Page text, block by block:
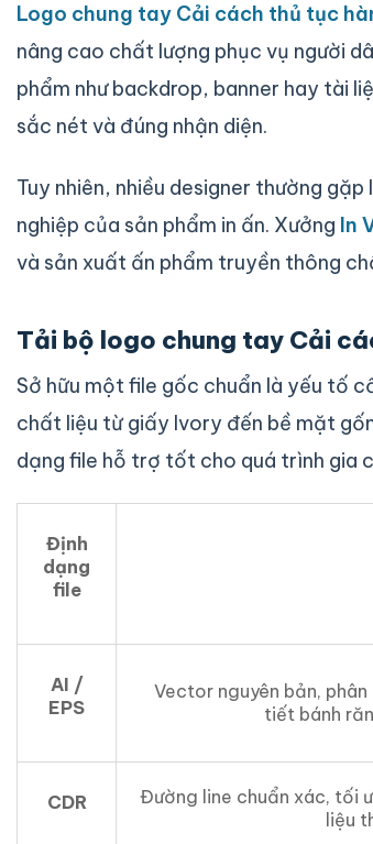
Logo chung tay Cải cách thủ tục
nâng cao chất lượng phục vụ người
phẩm như backdrop, banner hay tài
sắc nét và đúng nhận diện.
Tuy nhiên, nhiều designer thường
nghiệp của sản phẩm in ấn. Xưởng In
và sản xuất ấn phẩm truyền thông
Tải bộ logo chung tay Cải
Sở hữu một file gốc chuẩn là yếu tố
chất liệu từ giấy Ivory đến bề mặt
dạng file hỗ trợ tốt cho quá trình gia
Định
dạng
file
AI /
EPS
Vector nguyên bản,
tiết bánh
CDR
Đường line chuẩn xác, tối
liệu